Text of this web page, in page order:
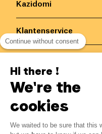
-10% Van 03/08 tot 09/08
Kazidomi
Klantenservice
België/ NL
Continue without consent
Hi there !
We're the
cookies
We waited to be sure that this